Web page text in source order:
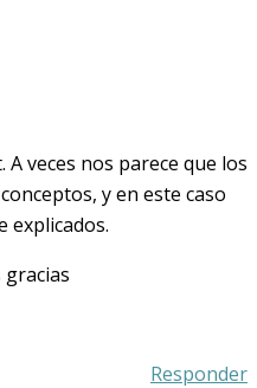
veces nos parece que los
y en este caso
explicados.
gracias
Responder